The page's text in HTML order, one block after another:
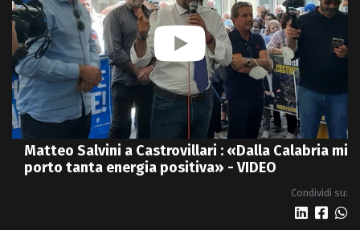
Matteo Salvini a Castrovillari : «Dalla Calabria mi
porto tanta energia positiva» - VIDEO
Condividi su: